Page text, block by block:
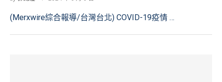
(Merxwire綜合報導/台灣台北) COVID-19疫情 …